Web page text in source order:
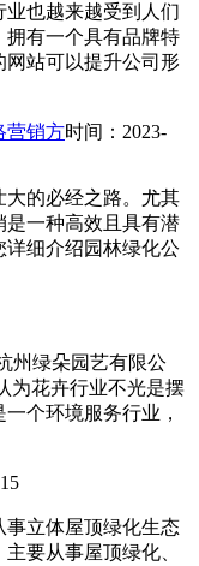
业也越来越受到人们
拥有一个具有品牌特
网站可以提升公司形
营销方时间：2023-
大的必经之路。尤其
是一种高效且具有潜
详细介绍园林绿化公
州绿朵园艺有限公
为花卉行业不光是摆
个环境服务行业，
事立体屋顶绿化生态
要从事屋顶绿化、